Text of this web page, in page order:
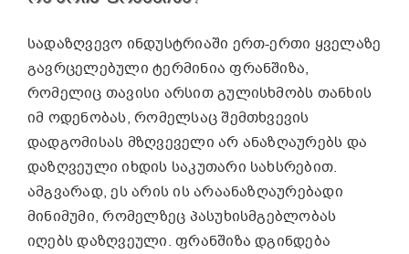
სადაზღვევო ინდუსტრიაში ერთ-ერთი ყველაზე
გავრცელებული ტერმინია ფრანშიზა,
რომელიც თავისი არსით გულისხმობს თანხის
იმ ოდენობას, რომელსაც შემთხვევის
დადგომისას მზღვეველი არ ანაზღაურებს და
დაზღვეული იხდის საკუთარი სახსრებით.
ამგვარად, ეს არის ის არაანაზღაურებადი
მინიმუმი, რომელზეც პასუხისმგებლობას
იღებს დაზღვეული. ფრანშიზა დგინდება